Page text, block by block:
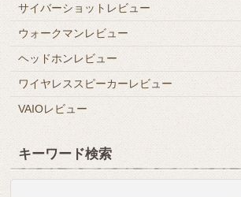
サイバーショットレビュー
ウォークマンレビュー
ヘッドホンレビュー
ワイヤレススピーカーレビュー
VAIOレビュー
キーワード検索